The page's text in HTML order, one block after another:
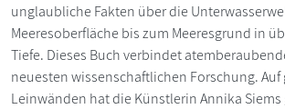
unglaubliche Fakten über die
Meeresoberfläche bis zum Meeresgrund in
Tiefe. Dieses Buch verbindet
neuesten wissenschaftlichen Forschung. Auf
Leinwänden hat die Künstlerin Annika